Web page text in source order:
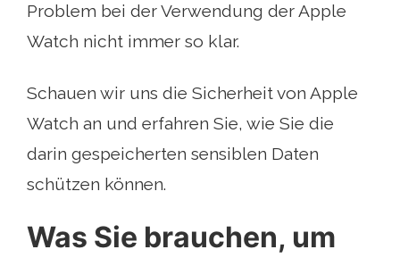
Problem bei der Verwendung der Apple
Watch nicht immer so klar.
Schauen wir uns die Sicherheit von Apple
Watch an und erfahren Sie, wie Sie die
darin gespeicherten sensiblen Daten
schützen können.
Was Sie brauchen, um